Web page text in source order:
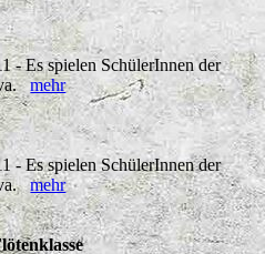
- Es spielen SchülerInnen der
mehr
- Es spielen SchülerInnen der
mehr